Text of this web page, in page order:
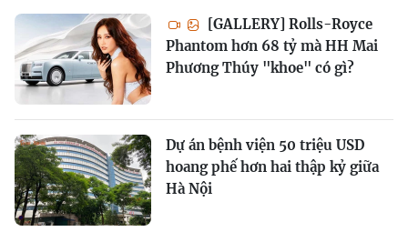
[GALLERY] Rolls-Royce
Phantom hơn 68 tỷ mà HH Mai
Phương Thúy "khoe" có gì?
Dự án bệnh viện 50 triệu USD
hoang phế hơn hai thập kỷ giữa
Hà Nội